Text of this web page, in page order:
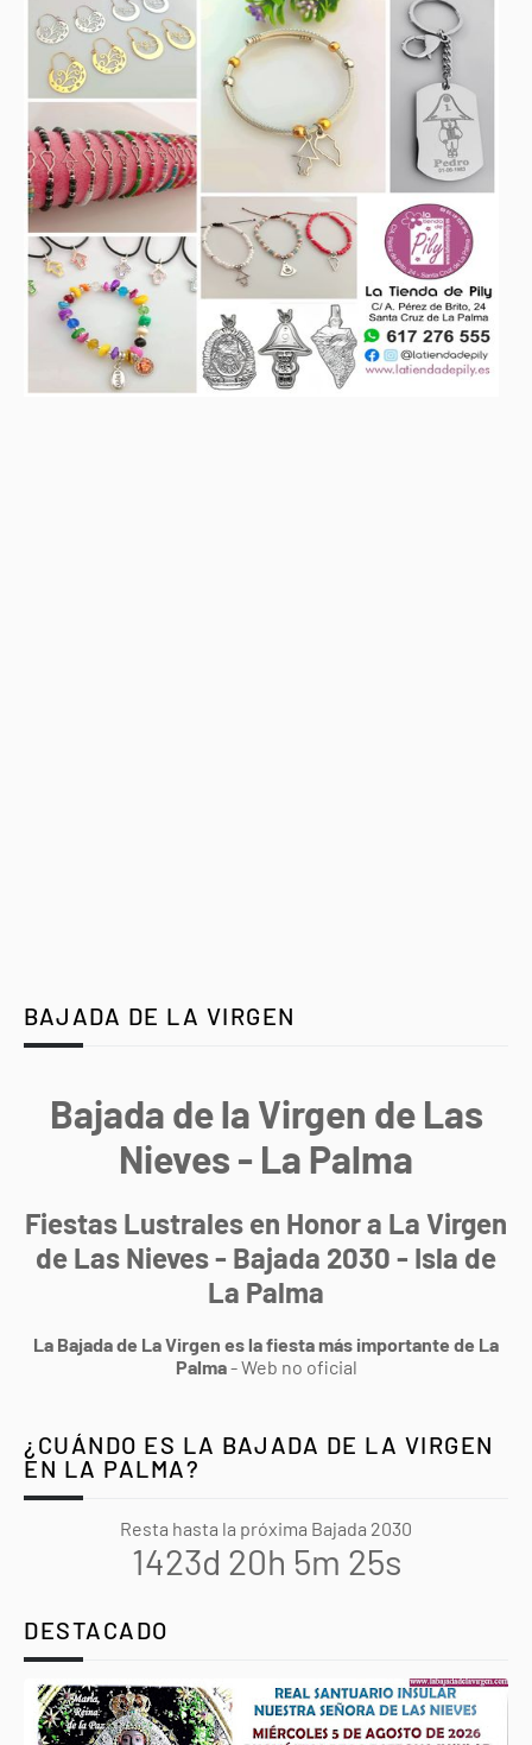
BAJADA DE LA VIRGEN
Bajada de la Virgen de Las
Nieves - La Palma
Fiestas Lustrales en Honor a La Virgen
de Las Nieves - Bajada 2030 - Isla de
La Palma
La Bajada de La Virgen es la fiesta más importante de La
Palma- Web no oficial
¿CUÁNDO ES LA BAJADA DE LA VIRGEN
EN LA PALMA?
Resta hasta la próxima Bajada 2030
1423d 20h 5m 24s
DESTACADO